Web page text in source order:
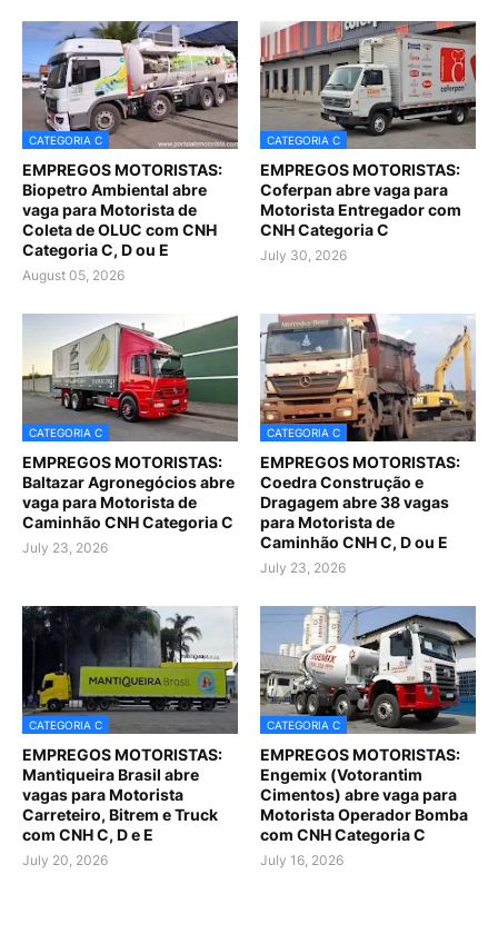
CATEGORIA C
EMPREGOS MOTORISTAS:
Biopetro Ambiental abre
vaga para Motorista de
Coleta de OLUC com CNH
Categoria C, D ou E
August 05, 2026
CATEGORIA C
EMPREGOS MOTORISTAS:
Coferpan abre vaga para
Motorista Entregador com
CNH Categoria C
July 30, 2026
CATEGORIA C
EMPREGOS MOTORISTAS:
Baltazar Agronegócios abre
vaga para Motorista de
Caminhão CNH Categoria C
July 23, 2026
CATEGORIA C
EMPREGOS MOTORISTAS:
Coedra Construção e
Dragagem abre 38 vagas
para Motorista de
Caminhão CNH C, D ou E
July 23, 2026
CATEGORIA C
EMPREGOS MOTORISTAS:
Mantiqueira Brasil abre
vagas para Motorista
Carreteiro, Bitrem e Truck
com CNH C, D e E
July 20, 2026
CATEGORIA C
EMPREGOS MOTORISTAS:
Engemix (Votorantim
Cimentos) abre vaga para
Motorista Operador Bomba
com CNH Categoria C
July 16, 2026